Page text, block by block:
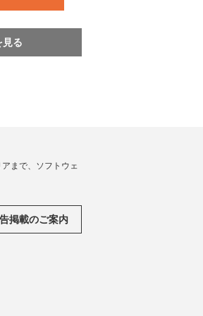
る
まで、ソフトウェ
掲載のご案内